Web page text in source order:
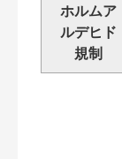
ホルムア
ルデヒド
規制